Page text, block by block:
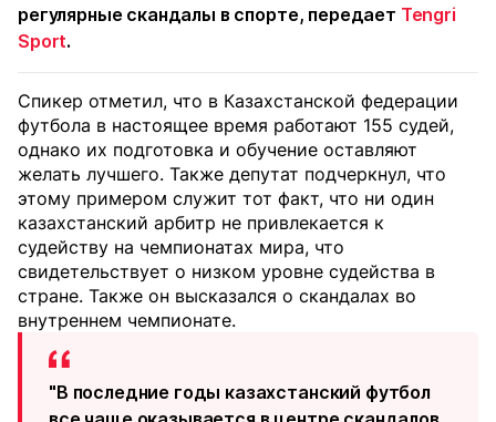
регулярные скандалы в спорте, передает Tengri
Sport.
Спикер отметил, что в Казахстанской федерации
футбола в настоящее время работают 155 судей,
однако их подготовка и обучение оставляют
желать лучшего. Также депутат подчеркнул, что
этому примером служит тот факт, что ни один
казахстанский арбитр не привлекается к
судейству на чемпионатах мира, что
свидетельствует о низком уровне судейства в
стране. Также он высказался о скандалах во
внутреннем чемпионате.
"В последние годы казахстанский футбол